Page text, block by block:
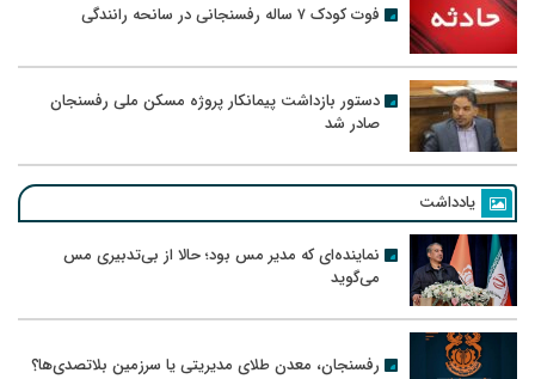
فوت کودک ۷ ساله رفسنجانی در سانحه رانندگی
دستور بازداشت پیمانکار پروژه مسکن ملی رفسنجان
صادر شد
یادداشت
نماینده‌ای که مدیر مس بود؛ حالا از بی‌تدبیری مس
می‌گوید
رفسنجان، معدن طلای مدیریتی یا سرزمین بلاتصدی‌ها؟